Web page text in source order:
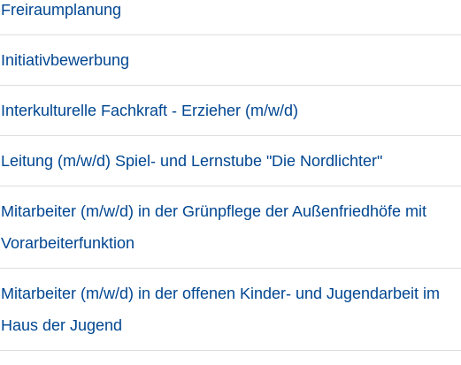
Freiraumplanung
Initiativbewerbung
Interkulturelle Fachkraft - Erzieher (m/w/d)
Leitung (m/w/d) Spiel- und Lernstube "Die Nordlichter"
Mitarbeiter (m/w/d) in der Grünpflege der Außenfriedhöfe mit
Vorarbeiterfunktion
Mitarbeiter (m/w/d) in der offenen Kinder- und Jugendarbeit im
Haus der Jugend